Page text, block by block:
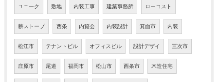
ユニーク 敷地 内装工事 建築事務所 ローコスト
薪ストーブ 西条 内覧会 内装設計 箕面市 内装
松江市 テナントビル オフィスビル 設計デザイ 三次市
庄原市 尾道 福岡市 松山市 西条市 木造住宅